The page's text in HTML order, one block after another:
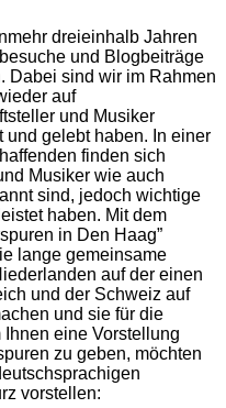
dreieinhalb Jahren
und Blogbeiträge
Dabei sind wir im Rahmen
auf
und Musiker
gelebt haben. In einer
finden sich
Musiker wie auch
sind, jedoch wichtige
haben. Mit dem
in Den Haag”
lange gemeinsame
auf der einen
und der Schweiz auf
und sie für die
eine Vorstellung
zu geben, möchten
vorstellen: